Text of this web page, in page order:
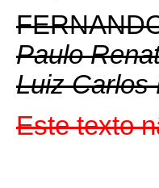
Paulo
Luiz Carlos
Este texto